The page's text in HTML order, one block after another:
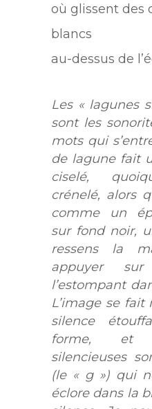
où glissent des
blancs
au-dessus de
Les « lagunes
sont les
mots qui
de lagune fait
ciselé,
crénelé, alors
comme un
sur fond noir,
ressens la
appuyer
l’estompant
L’image se fait
silence
forme, et
silencieuses
(le « g ») qui
éclore dans la